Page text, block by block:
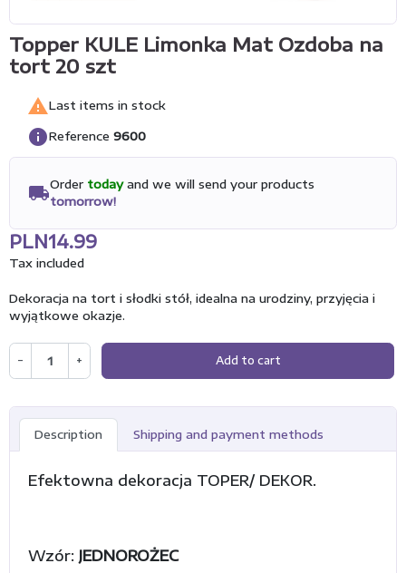
Topper KULE Limonka Mat Ozdoba na
tort 20 szt
Last items in stock
infoReference 9600
local_shippingOrder todayand we will send your products
tomorrow!
PLN14.99
Tax included
Dekoracja na tort i słodki stół, idealna na urodziny, przyjęcia i
wyjątkowe okazje.
− + Add to cart
Description Shipping and payment methods
Efektowna dekoracja TOPER/ DEKOR.
Wzór: JEDNOROŻEC